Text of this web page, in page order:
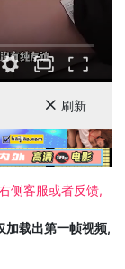
刷新
侧客服或者反馈,
加载出第一帧视频,